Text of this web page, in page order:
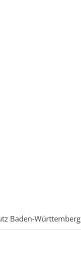
Baden-Württemberg